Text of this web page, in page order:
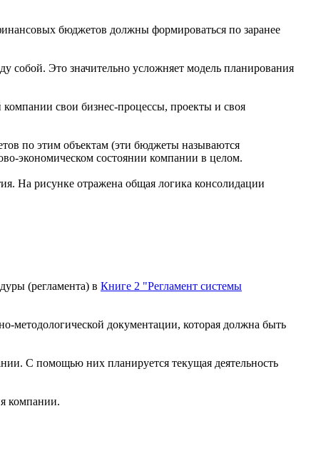
бюджетов должны формироваться по заранее
собой. Это значительно усложняет модель планирования
свои бизнес-процессы, проекты и своя
по этим объектам (эти бюджеты называются
экономическом состоянии компании в целом.
На рисунке отражена общая логика консолидации
(регламента) в Книге 2 "Регламент системы
методологической документации, которая должна быть
С помощью них планируется текущая деятельность
компании.